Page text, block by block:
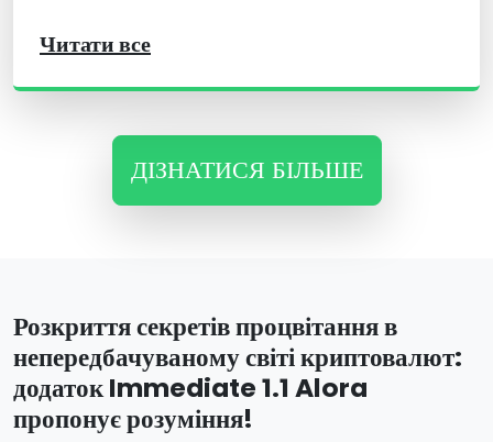
Читати все
ДІЗНАТИСЯ БІЛЬШЕ
Розкриття секретів процвітання в
непередбачуваному світі криптовалют:
додаток Immediate 1.1 Alora
пропонує розуміння!